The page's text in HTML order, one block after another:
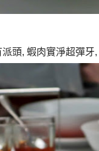
派頭, 蝦肉實淨超彈牙,